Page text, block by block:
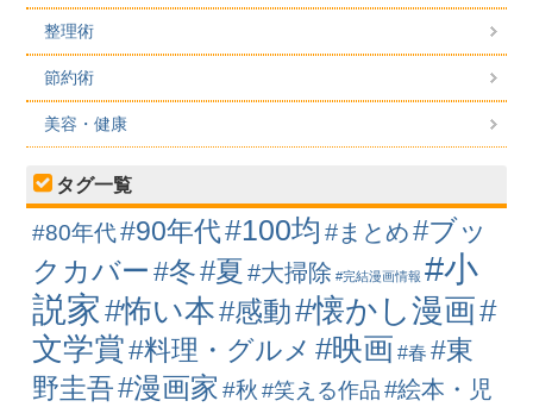
整理術
節約術
美容・健康
タグ一覧
#80年代#90年代#100均 #まとめ #ブッ
クカバー #冬#夏 #大掃除 #完結漫画情報 #小
説家#怖い本#感動#懐かし漫画#
文学賞#料理・グルメ #映画 #春 #東
野圭吾#漫画家 #秋 #笑える作品 #絵本・児